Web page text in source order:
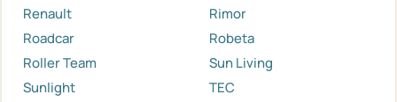
Renault
Rimor
Roadcar
Robeta
Roller Team
Sun Living
Sunlight
TEC